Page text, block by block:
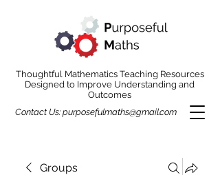
Thoughtful Mathematics Teaching Resources
Designed to Improve Understanding and
Outcomes
Contact Us: purposefulmaths@gmail.com
Groups